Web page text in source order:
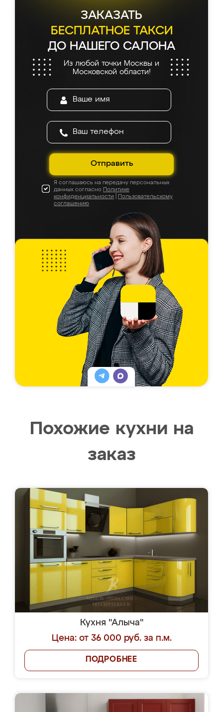
ЗАКАЗАТЬ
БЕСПЛАТНОЕ ТАКСИ
ДО НАШЕГО САЛОНА
Из любой точки Москвы и
Московской области!
Отправить
Я соглашаюсь на передачу персональных
данных согласно Политике
конфиденциальности
Пользовательскому
соглашению
Похожие кухни на
заказ
Кухня "Алыча"
Цена: от 36 000 руб. за п.м.
ПОДРОБНЕЕ